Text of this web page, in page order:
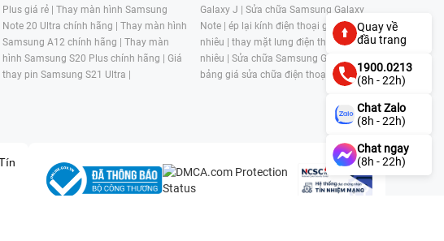
Plus giá rẻ | Thay màn hình Samsung
Note 20 Ultra chính hãng | Thay màn hình
Samsung A12 chính hãng | Thay màn
hình Samsung S20 Plus chính hãng | Giá
thay pin Samsung S21 Ultra |
Galaxy J | Sửa chữa Samsung Galaxy
Note | ép lại kính điện thoại giá bao
nhiêu | thay mặt lưng điện thoại giá bao
nhiêu | Sửa chữa Samsung Galaxy S |
bảng giá sửa chữa điện thoại samsung |
Quay về
đầu trang
1900.0213
(8h - 22h)
Chat Zalo
(8h - 22h)
Chat ngay
(8h - 22h)